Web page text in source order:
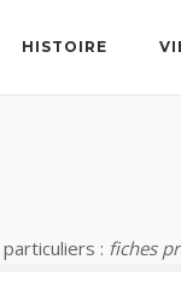
HISTOIRE
: fiches